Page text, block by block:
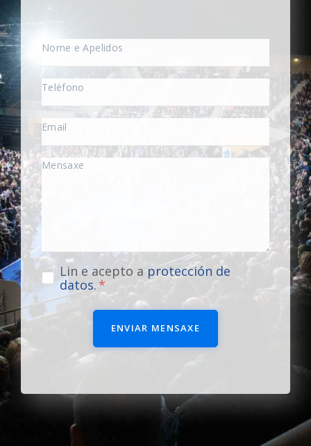
Lin e acepto a protección de
datos.
ENVIAR MENSAXE